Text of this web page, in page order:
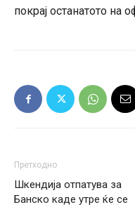
покрај останатото на
Претходно
Шкендија отпатува за
Банско каде утре ќе се